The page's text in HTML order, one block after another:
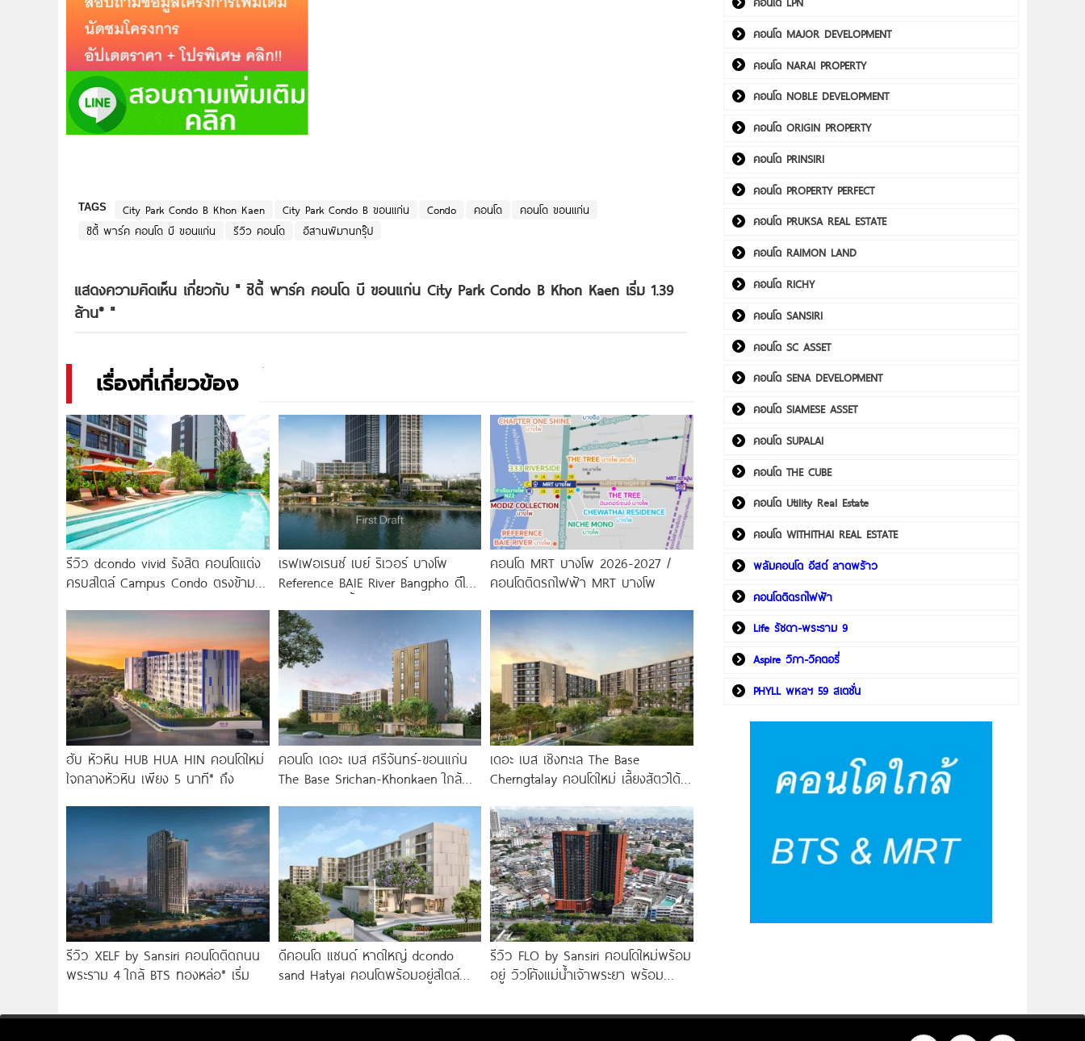
TAGS City Park Condo B Khon Kaen City Park Condo B ขอนแก่น Condo คอนโด
คอนโด ขอนแก่น
ซิตี้ พาร์ค คอนโด บี ขอนแก่น
รีวิว คอนโด อีสานพิมานกรุ๊ป
แสดงความคิดเห็น เกี่ยวกับ " ซิตี้ พาร์ค คอนโด บี ขอนแก่น City Park Condo B Khon Kaen เริ่ม 1.39
ล้าน*"
เรื่องที่เกี่ยวข้อง
รีวิว dcondo vivid รังสิต คอนโดแต่ง
ครบสไตล์ Campus Condo ตรงข้าม
เรฟเฟอเรนซ์ เบย์ ริเวอร์ บางโพ
Reference BAIE River Bangpho ดีไซน์
คอนโด MRT บางโพ 2026-2027 /
คอนโดติดรถไฟฟ้า MRT บางโพ
ฮับ หัวหิน HUB HUA HIN คอนโดใหม่
ใจกลางหัวหิน เพียง 5 นาที* ถึง
คอนโด เดอะ เบส ศรีจันทร์-ขอนแก่น
The Base Srichan-Khonkaen ใกล้
เดอะ เบส เชิงทะเล The Base
Cherngtalay คอนโดใหม่ เลี้ยงสัตว์ได้
รีวิว XELF by Sansiri คอนโดติดถนน
พระราม 4 ใกล้ BTS ทองหล่อ* เริ่ม
ดีคอนโด แซนด์ หาดใหญ่ dcondo
sand Hatyai คอนโดพร้อมอยู่สไตล์
รีวิว FLO by Sansiri คอนโดใหม่พร้อม
อยู่ วิวโค้งแม่น้ำเจ้าพระยา พร้อม
คอนโด MAJOR DEVELOPMENT
คอนโด NARAI PROPERTY
คอนโด NOBLE DEVELOPMENT
คอนโด ORIGIN PROPERTY
คอนโด PRINSIRI
คอนโด PROPERTY PERFECT
คอนโด PRUKSA REAL ESTATE
คอนโด RAIMON LAND
คอนโด RICHY
คอนโด SANSIRI
คอนโด SC ASSET
คอนโด SENA DEVELOPMENT
คอนโด SIAMESE ASSET
คอนโด SUPALAI
คอนโด THE CUBE
คอนโด Utility Real Estate
คอนโด WITHITHAI REAL ESTATE
พลัมคอนโด อีสต์ ลาดพร้าว
คอนโดติดรถไฟฟ้า
Life รัชดา-พระราม 9
Aspire วิภา-วิคตอรี่
PHYLL พหลฯ 59 สเตชั่น